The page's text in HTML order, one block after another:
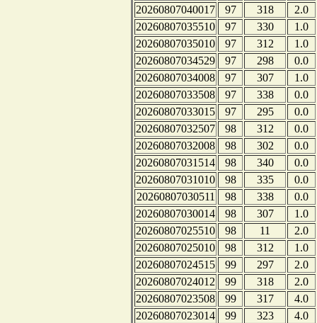
20260807040017
97 318
2.0
20260807035510
97 330
1.0
20260807035010
97 312
1.0
20260807034529
97 298
0.0
20260807034008
97 307
1.0
20260807033508
97 338
0.0
20260807033015
97 295
0.0
20260807032507
98 312
0.0
20260807032008
98 302
0.0
20260807031514
98 340
0.0
20260807031010
98 335
0.0
20260807030511
98 338
0.0
20260807030014
98 307
1.0
20260807025510
98 11
2.0
20260807025010
98 312
1.0
20260807024515
99 297
2.0
20260807024012
99 318
2.0
20260807023508
99 317
4.0
20260807023014
99 323
4.0